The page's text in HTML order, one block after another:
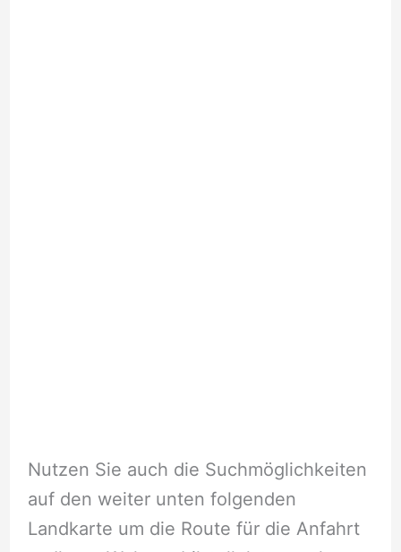
Nutzen Sie auch die Suchmöglichkeiten
auf den weiter unten folgenden
Landkarte um die Route für die Anfahrt